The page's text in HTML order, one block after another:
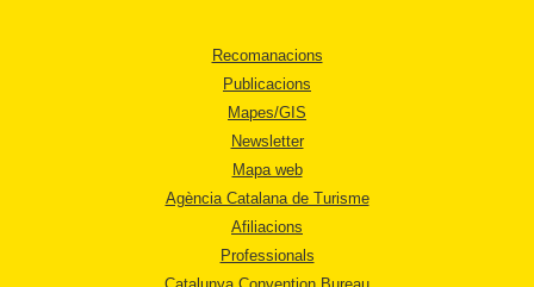
Recomanacions
Publicacions
Mapes/GIS
Newsletter
Mapa web
Agència Catalana de Turisme
Afiliacions
Professionals